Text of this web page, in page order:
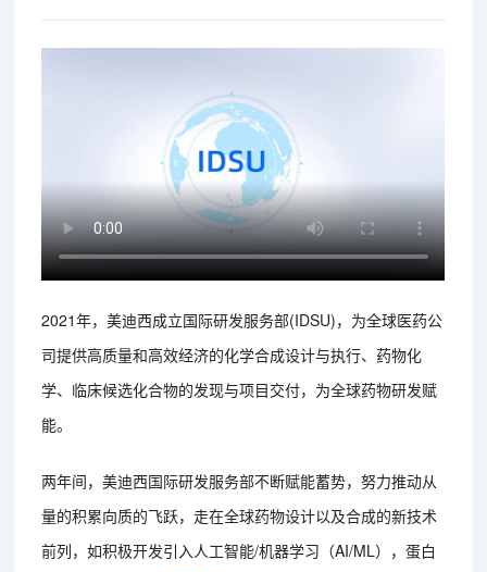
2021年，美迪西成立国际研发服务部(IDSU)，为全球医药公
司提供高质量和高效经济的化学合成设计与执行、药物化
学、临床候选化合物的发现与项目交付，为全球药物研发赋
能。
两年间，美迪西国际研发服务部不断赋能蓄势，努力推动从
量的积累向质的飞跃，走在全球药物设计以及合成的新技术
前列，如积极开发引入人工智能/机器学习（AI/ML），蛋白